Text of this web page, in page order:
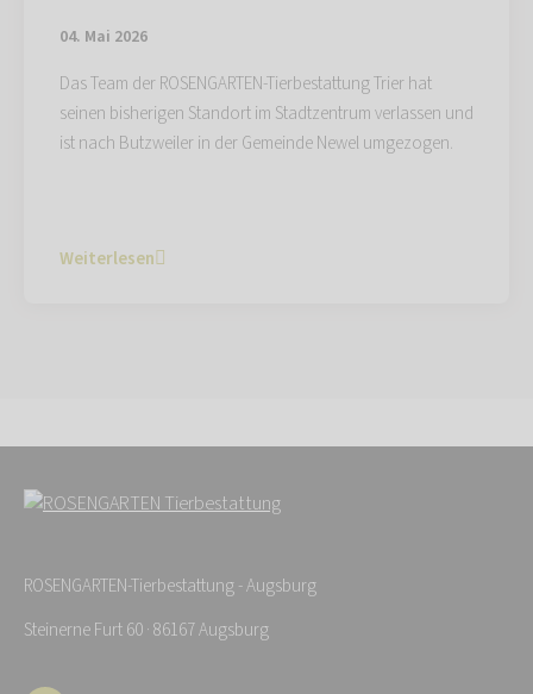
04. Mai 2026
Das Team der ROSENGARTEN-Tierbestattung Trier hat
seinen bisherigen Standort im Stadtzentrum verlassen und
ist nach Butzweiler in der Gemeinde Newel umgezogen.
Weiterlesen
ROSENGARTEN-Tierbestattung - Augsburg
Steinerne Furt 60 · 86167 Augsburg